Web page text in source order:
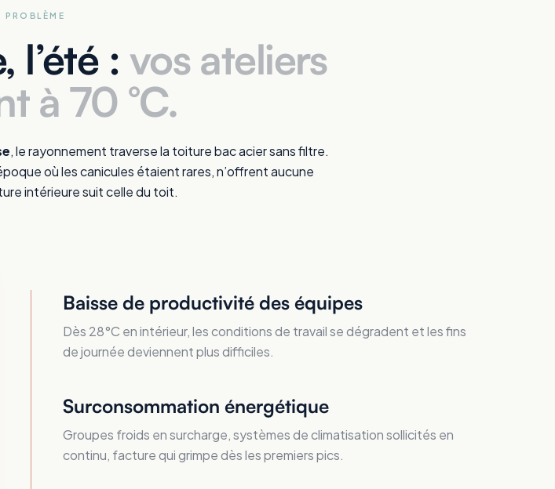
PROBLÈME
l’été : vos ateliers
à 70 °C.
, le rayonnement traverse la toiture bac acier sans filtre.
où les canicules étaient rares, n’offrent aucune
intérieure suit celle du toit.
Baisse de productivité des équipes
Dès 28°C en intérieur, les conditions de travail se dégradent et les fins
de journée deviennent plus difficiles.
Surconsommation énergétique
Groupes froids en surcharge, systèmes de climatisation sollicités en
continu, facture qui grimpe dès les premiers pics.